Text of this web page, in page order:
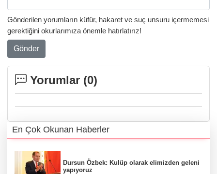
Gönderilen yorumların küfür, hakaret ve suç unsuru içermemesi
gerektiğini okurlarımıza önemle hatırlatırız!
Gönder
Yorumlar (0)
En Çok Okunan Haberler
Dursun Özbek: Kulüp olarak elimizden geleni
yapıyoruz